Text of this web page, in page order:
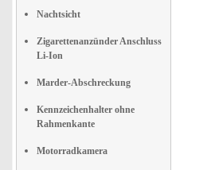
Nachtsicht
Zigarettenanzünder Anschluss
Li-Ion
Marder-Abschreckung
Kennzeichenhalter ohne
Rahmenkante
Motorradkamera